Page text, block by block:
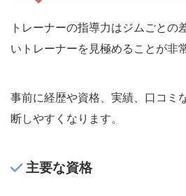
トレーナーの指導力はジムごとの
いトレーナーを見極めることが非
事前に経歴や資格、実績、口コミ
断しやすくなります。
主要な資格